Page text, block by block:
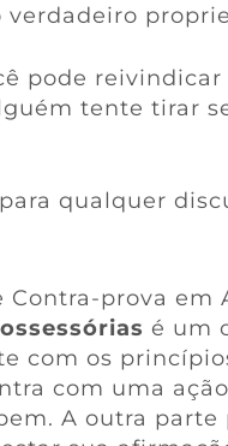
verdadeiro
pode
tente tirar
qualquer
prova em
é um
com os
com uma
A outra parte